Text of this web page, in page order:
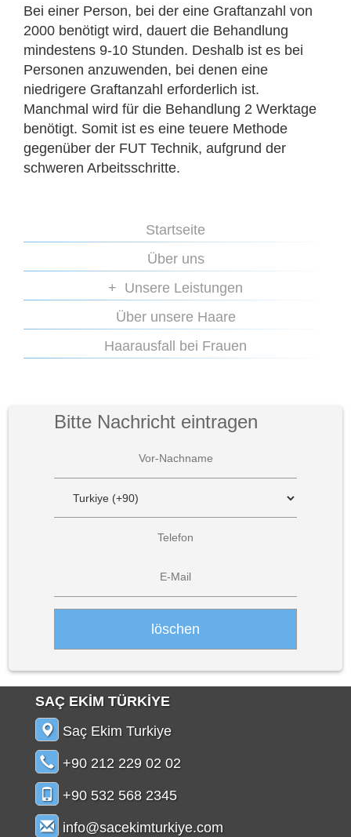
Bei einer Person, bei der eine Graftanzahl von
2000 benötigt wird, dauert die Behandlung
mindestens 9-10 Stunden. Deshalb ist es bei
Personen anzuwenden, bei denen eine
niedrigere Graftanzahl erforderlich ist.
Manchmal wird für die Behandlung 2 Werktage
benötigt. Somit ist es eine teuere Methode
gegenüber der FUT Technik, aufgrund der
schweren Arbeitsschritte.
Startseite
Über uns
Unsere Leistungen
Über unsere Haare
Haarausfall bei Frauen
Bitte Nachricht eintragen
SAÇ EKİM TÜRKİYE
Saç Ekim Turkiye
+90 212 229 02 02
+90 532 568 2345
info@sacekimturkiye.com